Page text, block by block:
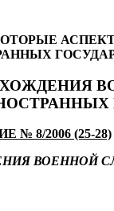
№ 8/2006 (25-28)
ВОЕННОЙ